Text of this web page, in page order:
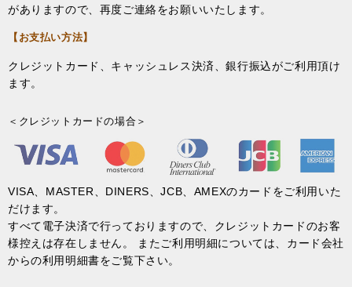
がありますので、再度ご連絡をお願いいたします。
【お支払い方法】
クレジットカード、キャッシュレス決済、銀行振込がご利用頂け
ます。
＜クレジットカードの場合＞
VISA、MASTER、DINERS、JCB、AMEXのカードをご利用いた
だけます。
すべて電子決済で行っておりますので、クレジットカードのお客
様控えは存在しません。 またご利用明細については、カード会社
からの利用明細書をご覧下さい。